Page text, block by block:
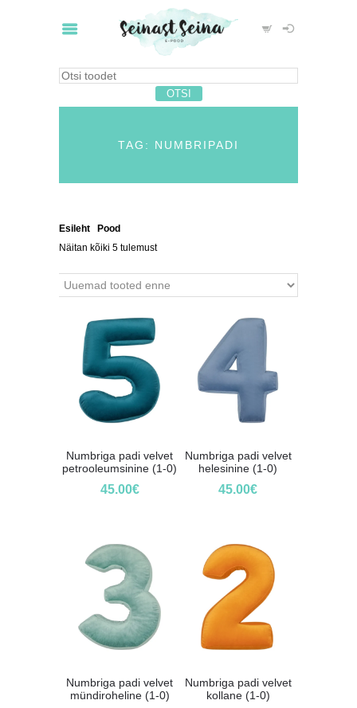
TAG: NUMBRIPADI
Esileht Pood
Näitan kõiki 5 tulemust
Numbriga padi velvet
petrooleumsinine (1-0)
45.00€
Numbriga padi velvet
helesinine (1-0)
45.00€
Numbriga padi velvet
mündiroheline (1-0)
Numbriga padi velvet
kollane (1-0)